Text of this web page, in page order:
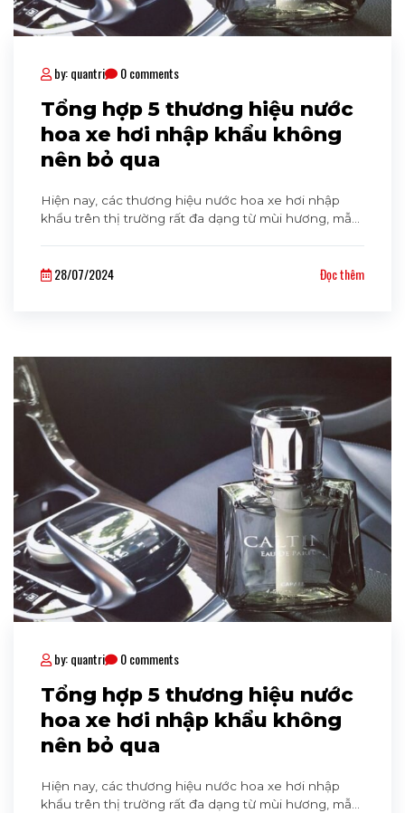
by: quantri 0 comments
Tổng hợp 5 thương hiệu nước
hoa xe hơi nhập khẩu không
nên bỏ qua
Hiện nay, các thương hiệu nước hoa xe hơi nhập
khẩu trên thị trường rất đa dạng từ mùi hương, mẫu
khỏi tâm lý hoang mang. Cùng theo Cavaha
28/07/2024 Đọc thêm
by: quantri 0 comments
Tổng hợp 5 thương hiệu nước
hoa xe hơi nhập khẩu không
nên bỏ qua
Hiện nay, các thương hiệu nước hoa xe hơi nhập
khẩu trên thị trường rất đa dạng từ mùi hương, mẫu